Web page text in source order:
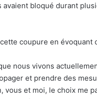
avaient bloqué durant
coupure en
nous vivons
et prendre des
et moi, le choix me